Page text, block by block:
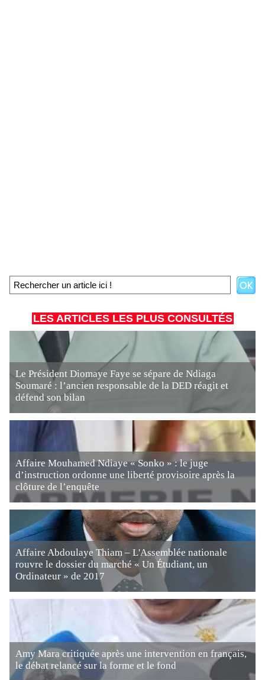
LES ARTICLES LES PLUS CONSULTÉS
Le Président Diomaye Faye se sépare de Ndiaga
Soumaré : l’ancien responsable de la DED réagit et
défend son bilan
Affaire Mouhamed Ndiaye « Sonko » : le juge
d’instruction ordonne une liberté provisoire après la
clôture de l’enquête
Affaire Abdoulaye Thiam – L'Assemblée nationale
rouvre le dossier du marché « Un Étudiant, un
Ordinateur » de 2017
Amy Mara critiquée après une intervention en français,
le débat relancé sur la forme et le fond